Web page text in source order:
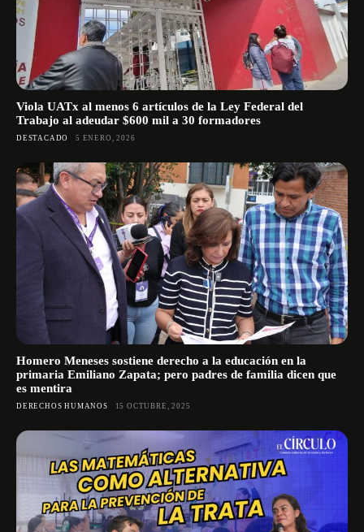
Viola UATx al menos 6 artículos de la Ley Federal del
Trabajo al adeudar $600 mil a 30 formadores
DESTACADO 5 ENERO, 2026
Homero Meneses sostiene derecho a la educación en la
primaria Emiliano Zapata; pero padres de familia dicen que
es mentira
DERECHOS HUMANOS 15 OCTUBRE, 2025